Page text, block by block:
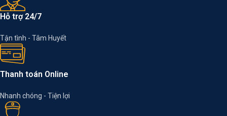
Hỗ trợ 24/7
Tận tình - Tâm Huyết
Thanh toán Online
Nhanh chóng - Tiện lợi